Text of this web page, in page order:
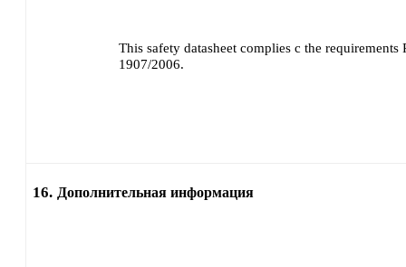
This safety datasheet complies с the
1907/2006.
16. Дополнительная информация